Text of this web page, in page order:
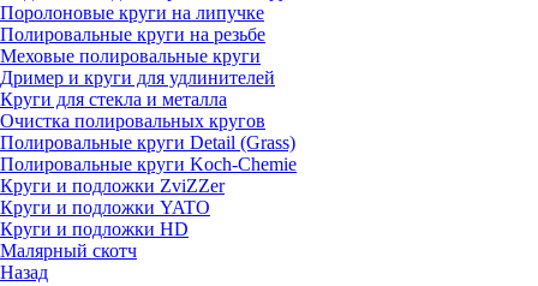
Поролоновые круги на липучке
Полировальные круги на резьбе
Меховые полировальные круги
Дример и круги для удлинителей
Круги для стекла и металла
Очистка полировальных кругов
Полировальные круги Detail (Grass)
Полировальные круги Koch-Chemie
Круги и подложки ZviZZer
Круги и подложки YATO
Круги и подложки HD
Малярный скотч
Назад